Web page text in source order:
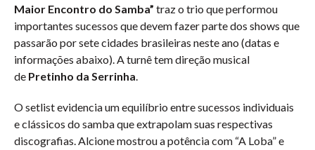
Maior Encontro do Samba” traz o trio que performou
importantes sucessos que devem fazer parte dos shows que
passarão por sete cidades brasileiras neste ano (datas e
informações abaixo). A turnê tem direção musical
de Pretinho da Serrinha.
O setlist evidencia um equilíbrio entre sucessos individuais
e clássicos do samba que extrapolam suas respectivas
discografias. Alcione mostrou a potência com “A Loba” e